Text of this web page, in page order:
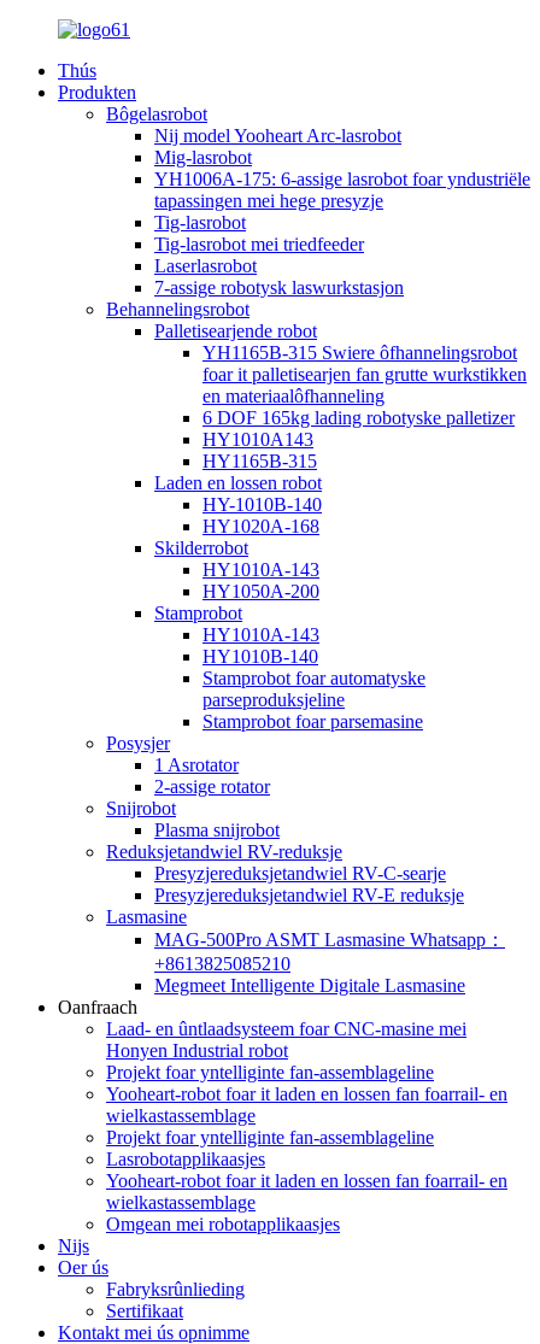
Thús
Produkten
Bôgelasrobot
Nij model Yooheart Arc-lasrobot
Mig-lasrobot
YH1006A-175: 6-assige lasrobot foar yndustriële
tapassingen mei hege presyzje
Tig-lasrobot
Tig-lasrobot mei triedfeeder
Laserlasrobot
7-assige robotysk laswurkstasjon
Behannelingsrobot
Palletisearjende robot
YH1165B-315 Swiere ôfhannelingsrobot
foar it palletisearjen fan grutte wurkstikken
en materiaalôfhanneling
6 DOF 165kg lading robotyske palletizer
HY1010A143
HY1165B-315
Laden en lossen robot
HY-1010B-140
HY1020A-168
Skilderrobot
HY1010A-143
HY1050A-200
Stamprobot
HY1010A-143
HY1010B-140
Stamprobot foar automatyske
parseproduksjeline
Stamprobot foar parsemasine
Posysjer
1 Asrotator
2-assige rotator
Snijrobot
Plasma snijrobot
Reduksjetandwiel RV-reduksje
Presyzjereduksjetandwiel RV-C-searje
Presyzjereduksjetandwiel RV-E reduksje
Lasmasine
MAG-500Pro ASMT Lasmasine Whatsapp：
+8613825085210
Megmeet Intelligente Digitale Lasmasine
Oanfraach
Laad- en ûntlaadsysteem foar CNC-masine mei
Honyen Industrial robot
Projekt foar yntelliginte fan-assemblageline
Yooheart-robot foar it laden en lossen fan foarrail- en
wielkastassemblage
Projekt foar yntelliginte fan-assemblageline
Lasrobotapplikaasjes
Yooheart-robot foar it laden en lossen fan foarrail- en
wielkastassemblage
Omgean mei robotapplikaasjes
Nijs
Oer ús
Fabryksrûnlieding
Sertifikaat
Kontakt mei ús opnimme